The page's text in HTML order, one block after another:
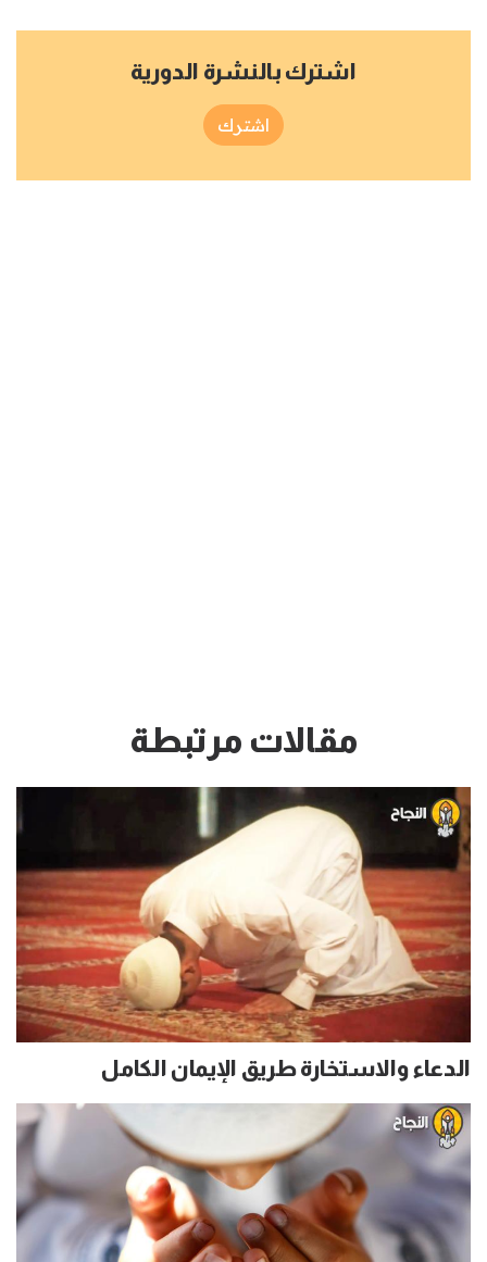
اشترك بالنشرة الدورية
اشترك
مقالات مرتبطة
الدعاء والاستخارة طريق الإيمان الكامل